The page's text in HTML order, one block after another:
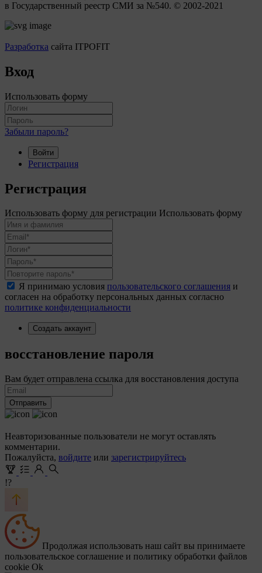
в Государственный реестр СМИ за №540. © 2002-2021
Разработка сайта ITPOFIT
Вход
Использовать форму
Забыли пароль?
Войти
Регистрация
Регистрация
Использовать форму для регистрации Использовать форму
Я принимаю условия пользовательского соглашения и
согласен на обработку персональных данных согласно
политике конфиденциальности
Создать аккаунт
восстановление пароля
Вам будет отправлена ссылка для восстановления доступа
Отправить
Неавторизованные пользователи не могут оставлять
комментарии.
Пожалуйста, войдите или зарегистрируйтесь
!?
Продолжая использовать наш сайт вы принимаете
пользовательское соглашение и политику обработки файлов
cookie Ok